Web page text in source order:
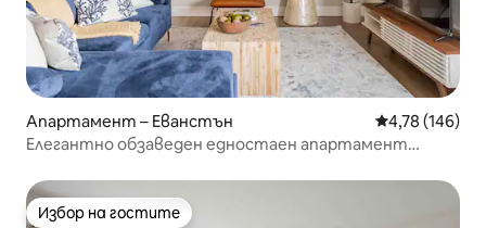
Апартамент – Еванстън Средна
4,78 (146)
Елегантно обзаведен едностаен апартамент
Избор на гостите
Избор на гостите